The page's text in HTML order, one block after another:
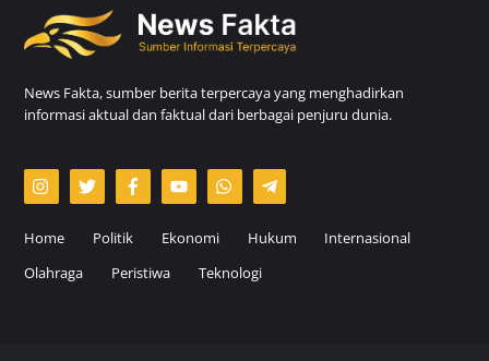
News Fakta, sumber berita terpercaya yang menghadirkan
informasi aktual dan faktual dari berbagai penjuru dunia.
Home Politik Ekonomi Hukum
Internasional
Olahraga
Peristiwa Teknologi